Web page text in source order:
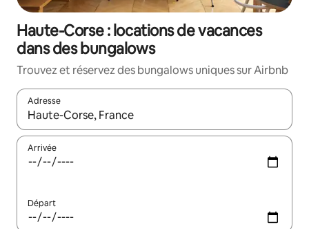
Haute-Corse : locations de vacances
dans des bungalows
Trouvez et réservez des bungalows uniques sur Airbnb
Adresse
Lorsque les résultats s'affichent, utilisez les flèches vers le
Arrivée
Départ